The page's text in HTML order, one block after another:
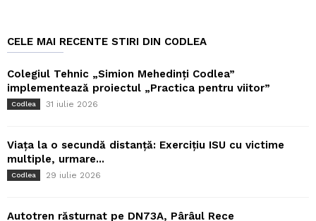
CELE MAI RECENTE STIRI DIN CODLEA
Colegiul Tehnic „Simion Mehedinți Codlea”
implementează proiectul „Practica pentru viitor”
Codlea 31 iulie 2026
Viața la o secundă distanță: Exercițiu ISU cu victime
multiple, urmare...
Codlea 29 iulie 2026
Autotren răsturnat pe DN73A, Pârâul Rece